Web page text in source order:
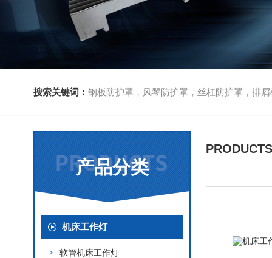
搜索关键词： 钢板防护罩，风琴防护罩，丝杠防护罩，排屑机
产品分类
机床工作灯
软管机床工作灯